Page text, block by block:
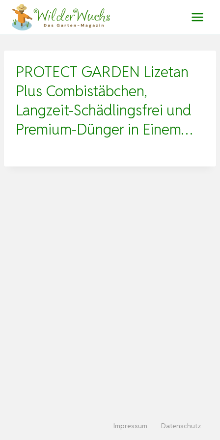
Zum
Inhalt
PROTECT GARDEN Lizetan
Plus Combistäbchen,
Langzeit-Schädlingsfrei und
Premium-Dünger in Einem…
Impressum Datenschutz